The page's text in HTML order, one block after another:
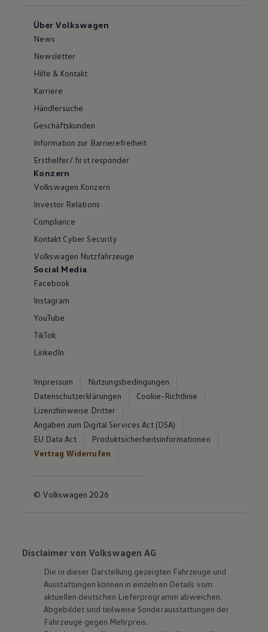
Über Volkswagen
News
Newsletter
Hilfe & Kontakt
Karriere
Händlersuche
Geschäftskunden
Information zur Barrierefreiheit
Ersthelfer/ first responder
Konzern
Volkswagen Konzern
Investor Relations
Compliance
Kontakt Cyber Security
Volkswagen Nutzfahrzeuge
Social Media
Facebook
Instagram
YouTube
TikTok
LinkedIn
Impressum
Nutzungsbedingungen
Datenschutzerklärungen
Cookie-Richtlinie
Lizenzhinweise Dritter
Angaben zum Digital Services Act (DSA)
EU Data Act
Produktsicherheitsinformationen
Vertrag Widerrufen
© Volkswagen 2026
Disclaimer von Volkswagen AG
Die in dieser Darstellung gezeigten Fahrzeuge und
Ausstattungen können in einzelnen Details vom
aktuellen deutschen Lieferprogramm abweichen.
Abgebildet sind teilweise Sonderausstattungen der
Fahrzeuge gegen Mehrpreis.